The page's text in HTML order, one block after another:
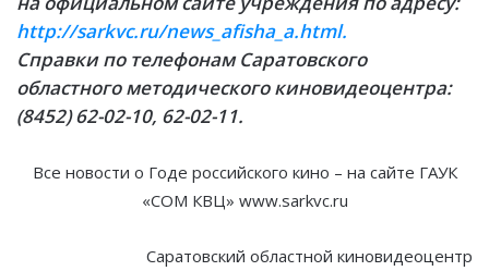
http://sarkvc.ru/news_afisha_a.html.
Справки по телефонам Саратовского
областного методического киновидеоцентра:
(8452) 62-02-10, 62-02-11.
Все новости о Годе российского кино – на сайте ГАУК
«СОМ КВЦ» www.sarkvc.ru
Саратовский областной киновидеоцентр